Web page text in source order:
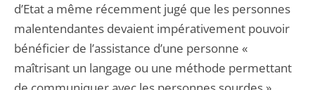
d’Etat a même récemment jugé que les personnes
malentendantes devaient impérativement pouvoir
bénéficier de l’assistance d’une personne «
maîtrisant un langage ou une méthode permettant